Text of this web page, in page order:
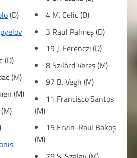
(D)
(D)
(M)
(M)
4 M. Celic (D)
3 Raul Palmeş (D)
19 J. Ferenczi (D)
8 Szilárd Vereș (M)
97 B. Vegh (M)
11 Francisco Santos
(M)
15 Ervin-Raul Bakoș
(M)